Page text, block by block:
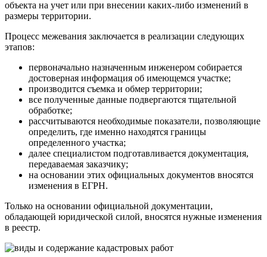
объекта на учет или при внесении каких-либо изменений в
размеры территории.
Процесс межевания заключается в реализации следующих
этапов:
первоначально назначенным инженером собирается
достоверная информация об имеющемся участке;
производится съемка и обмер территории;
все полученные данные подвергаются тщательной
обработке;
рассчитываются необходимые показатели, позволяющие
определить, где именно находятся границы
определенного участка;
далее специалистом подготавливается документация,
передаваемая заказчику;
на основании этих официальных документов вносятся
изменения в ЕГРН.
Только на основании официальной документации,
обладающей юридической силой, вносятся нужные изменения
в реестр.